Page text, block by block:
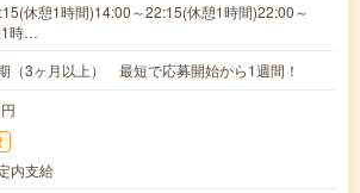
休憩1時間)14:00～22:15(休憩1時間)22:00～
1時…
（3ヶ月以上） 最短で応募開始から1週間！
内支給